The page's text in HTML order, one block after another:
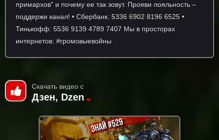
примархов" и почему ее так зовут. Прояви лояльность –
поддержи канал! • Сбербанк: 5336 6902 8196 6525 •
Тинькофф: 5536 9139 4789 7407 Мы в просторах
интернетов: #громовыевойны
Скачать видео с
Дзен, Dzen